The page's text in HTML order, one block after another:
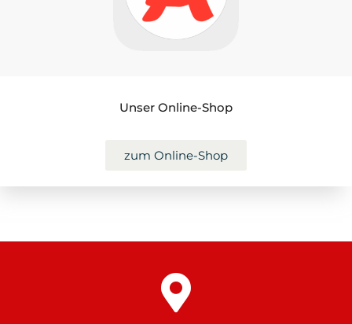
Unser Online-Shop
zum Online-Shop